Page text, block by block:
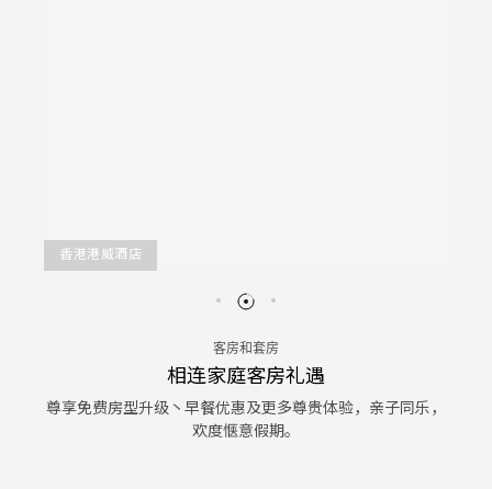
香港港威酒店
客房和套房
相连家庭客房礼遇
尊享免费房型升级丶早餐优惠及更多尊贵体验，亲子同乐，
欢度惬意假期。